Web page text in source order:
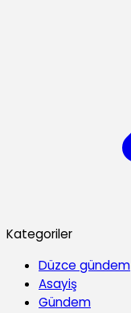
Kategoriler
Düzce gündem
Asayiş
Gündem